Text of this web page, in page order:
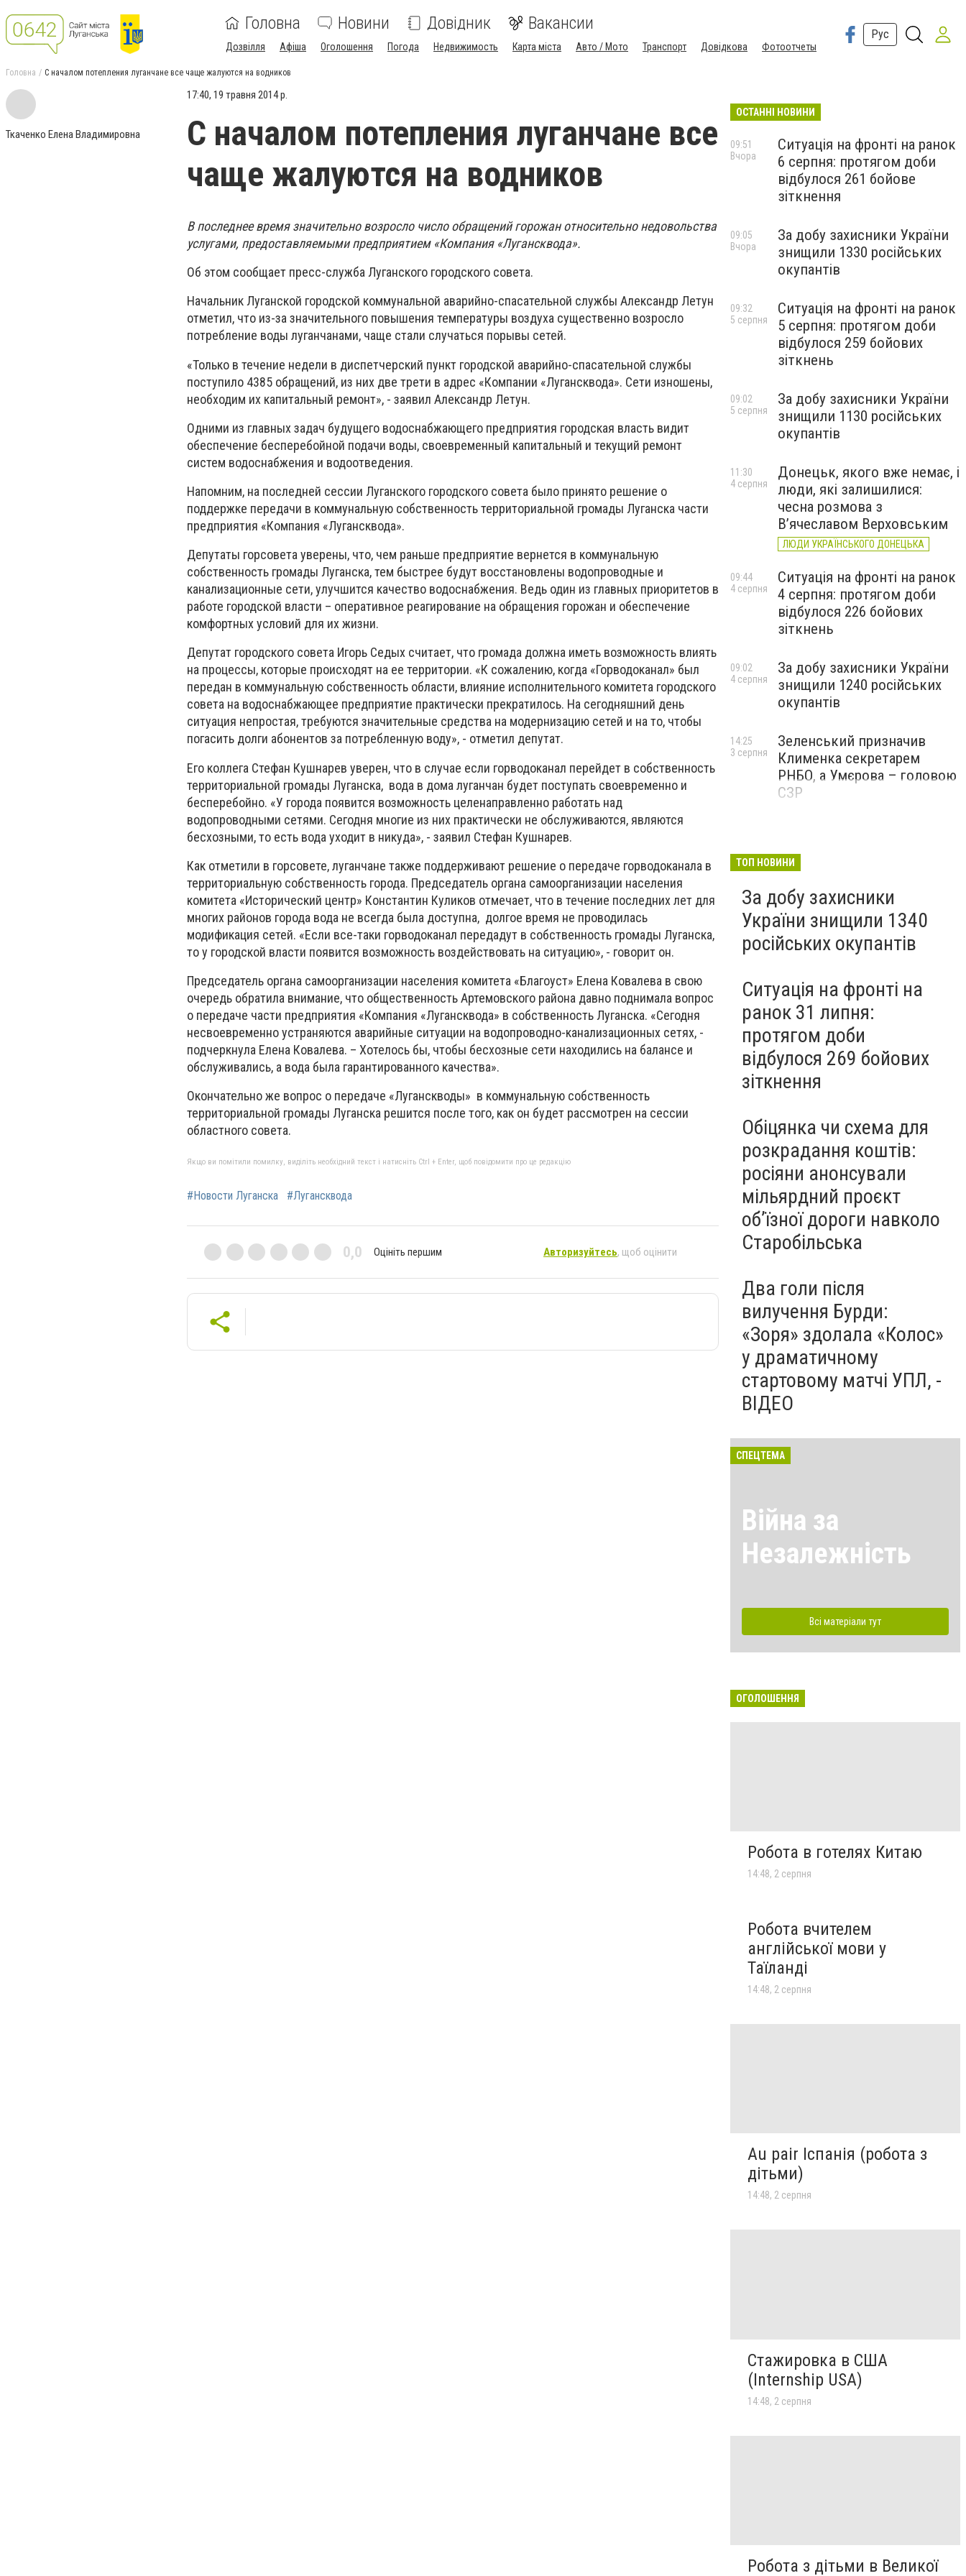
Головна Новини Довідник Вакансии
Дозвілля Афіша Оголошення Погода Недвижимость Карта міста Авто / Мото Транспорт Довідкова Фотоотчеты
Рус
Головна С началом потепления луганчане все чаще жалуются на водников
Ткаченко Елена Владимировна
17:40, 19 травня 2014 р.
С началом потепления луганчане все
чаще жалуются на водников
В последнее время значительно возросло число обращений горожан относительно недовольства
услугами, предоставляемыми предприятием «Компания «Лугансквода».
Об этом сообщает пресс-служба Луганского городского совета.
Начальник Луганской городской коммунальной аварийно-спасательной службы Александр Летун
отметил, что из-за значительного повышения температуры воздуха существенно возросло
потребление воды луганчанами, чаще стали случаться порывы сетей.
«Только в течение недели в диспетчерский пункт городской аварийно-спасательной службы
поступило 4385 обращений, из них две трети в адрес «Компании «Лугансквода». Сети изношены,
необходим их капитальный ремонт», - заявил Александр Летун.
Одними из главных задач будущего водоснабжающего предприятия городская власть видит
обеспечение бесперебойной подачи воды, своевременный капитальный и текущий ремонт
систем водоснабжения и водоотведения.
Напомним, на последней сессии Луганского городского совета было принято решение о
поддержке передачи в коммунальную собственность территориальной громады Луганска части
предприятия «Компания «Лугансквода».
Депутаты горсовета уверены, что, чем раньше предприятие вернется в коммунальную
собственность громады Луганска, тем быстрее будут восстановлены водопроводные и
канализационные сети, улучшится качество водоснабжения. Ведь один из главных приоритетов в
работе городской власти – оперативное реагирование на обращения горожан и обеспечение
комфортных условий для их жизни.
Депутат городского совета Игорь Седых считает, что громада должна иметь возможность влиять
на процессы, которые происходят на ее территории. «К сожалению, когда «Горводоканал» был
передан в коммунальную собственность области, влияние исполнительного комитета городского
совета на водоснабжающее предприятие практически прекратилось. На сегодняшний день
ситуация непростая, требуются значительные средства на модернизацию сетей и на то, чтобы
погасить долги абонентов за потребленную воду», - отметил депутат.
Его коллега Стефан Кушнарев уверен, что в случае если горводоканал перейдет в собственность
территориальной громады Луганска, вода в дома луганчан будет поступать своевременно и
бесперебойно. «У города появится возможность целенаправленно работать над
водопроводными сетями. Сегодня многие из них практически не обслуживаются, являются
бесхозными, то есть вода уходит в никуда», - заявил Стефан Кушнарев.
Как отметили в горсовете, луганчане также поддерживают решение о передаче горводоканала в
территориальную собственность города. Председатель органа самоорганизации населения
комитета «Исторический центр» Константин Куликов отмечает, что в течение последних лет для
многих районов города вода не всегда была доступна, долгое время не проводилась
модификация сетей. «Если все-таки горводоканал передадут в собственность громады Луганска,
то у городской власти появится возможность воздействовать на ситуацию», - говорит он.
Председатель органа самоорганизации населения комитета «Благоуст» Елена Ковалева в свою
очередь обратила внимание, что общественность Артемовского района давно поднимала вопрос
о передаче части предприятия «Компания «Лугансквода» в собственность Луганска. «Сегодня
несвоевременно устраняются аварийные ситуации на водопроводно-канализационных сетях, -
подчеркнула Елена Ковалева. – Хотелось бы, чтобы бесхозные сети находились на балансе и
обслуживались, а вода была гарантированного качества».
Окончательно же вопрос о передаче «Луганскводы» в коммунальную собственность
территориальной громады Луганска решится после того, как он будет рассмотрен на сессии
областного совета.
Якщо ви помітили помилку, виділіть необхідний текст і натисніть Ctrl + Enter, щоб повідомити про це редакцію
#Новости Луганска #Лугансквода
0,0 Оцініть першим Авторизуйтесь, щоб оцінити
ОСТАННІ НОВИНИ
Ситуація на фронті на ранок
6 серпня: протягом доби
відбулося 261 бойове
зіткнення
09:51
Вчора
За добу захисники України
знищили 1330 російських
окупантів
09:05
Вчора
Ситуація на фронті на ранок
5 серпня: протягом доби
відбулося 259 бойових
зіткнень
09:32
5 серпня
За добу захисники України
знищили 1130 російських
окупантів
09:02
5 серпня
Донецьк, якого вже немає, і
люди, які залишилися:
чесна розмова з
В’ячеславом Верховським
ЛЮДИ УКРАЇНСЬКОГО ДОНЕЦЬКА
11:30
4 серпня
Ситуація на фронті на ранок
4 серпня: протягом доби
відбулося 226 бойових
зіткнень
09:44
4 серпня
За добу захисники України
знищили 1240 російських
окупантів
09:02
4 серпня
Зеленський призначив
Клименка секретарем
РНБО, а Умєрова – головою
СЗР
14:25
3 серпня
ТОП НОВИНИ
За добу захисники
України знищили 1340
російських окупантів
Ситуація на фронті на
ранок 31 липня:
протягом доби
відбулося 269 бойових
зіткнення
Обіцянка чи схема для
розкрадання коштів:
росіяни анонсували
мільярдний проєкт
об’їзної дороги навколо
Старобільська
Два голи після
вилучення Бурди:
«Зоря» здолала «Колос»
у драматичному
стартовому матчі УПЛ, -
ВІДЕО
СПЕЦТЕМА
Війна за
Незалежність
Всі матеріали тут
ОГОЛОШЕННЯ
Робота в готелях Китаю
14:48, 2 серпня
Робота вчителем
англійської мови у
Таїланді
14:48, 2 серпня
Au pair Іспанія (робота з
дітьми)
14:48, 2 серпня
Стажировка в США
(Internship USA)
14:48, 2 серпня
Робота з дітьми в Великої